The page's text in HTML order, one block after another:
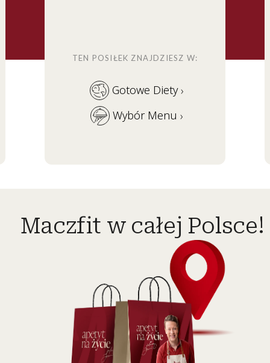
TEN POSIŁEK ZNAJDZIESZ W:
Gotowe Diety ›
Wybór Menu ›
Maczfit w całej Polsce!